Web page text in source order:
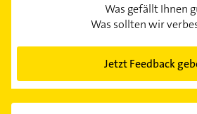
Was gefällt Ihnen
Was sollten wir
Jetzt Feedback